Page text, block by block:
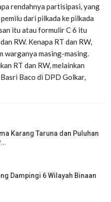
rendahnya partisipasi, yang
dari pilkada ke pilkada
itu atau formulir C 6 itu
RW. Kenapa RT dan RW,
warganya masing-masing.
RT dan RW, melainkan
Basri Baco di DPD Golkar,
Karang Taruna dan Puluhan
Dampingi 6 Wilayah Binaan